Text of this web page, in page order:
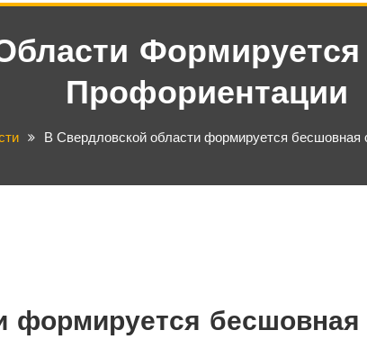
Профориентации
В Свердловской области формируется бесшовная
формируется